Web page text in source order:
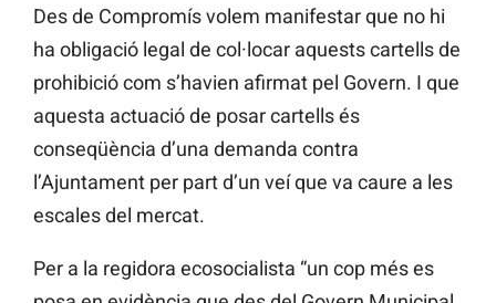
Des de Compromís volem manifestar que no hi
ha obligació legal de col·locar aquests cartells de
prohibició com s’havien afirmat pel Govern. I que
aquesta actuació de posar cartells és
conseqüència d’una demanda contra
l’Ajuntament per part d’un veí que va caure a les
escales del mercat.
Per a la regidora ecosocialista “un cop més es